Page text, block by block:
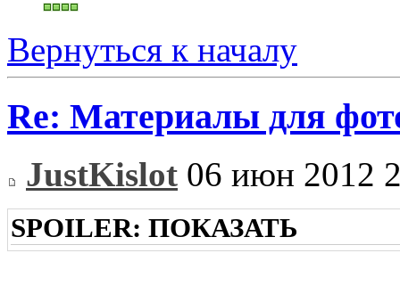
Вернуться к началу
Re: Материалы для
JustKislot 06 июн 2012
SPOILER: ПОКАЗАТЬ